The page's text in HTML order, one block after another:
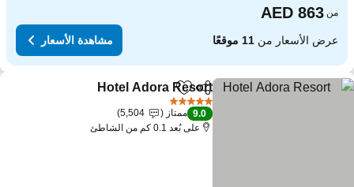
من
عرض الأسعار من11 موقعًا مشاهدة الأسعار
مشاركةAdd to favorites
Hotel Adora Resort
9.0 ممتاز
5,504
على بُعد 0.1 كم من الشاطئ